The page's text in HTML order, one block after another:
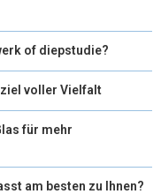
of diepstudie?
voller Vielfalt
für mehr
am besten zu Ihnen?